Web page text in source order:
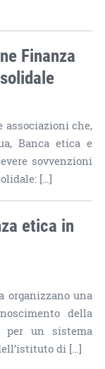
Finanza
associazioni che,
Banca etica e
sovvenzioni
[…]
etica in
organizzano una
della
un sistema
di […]